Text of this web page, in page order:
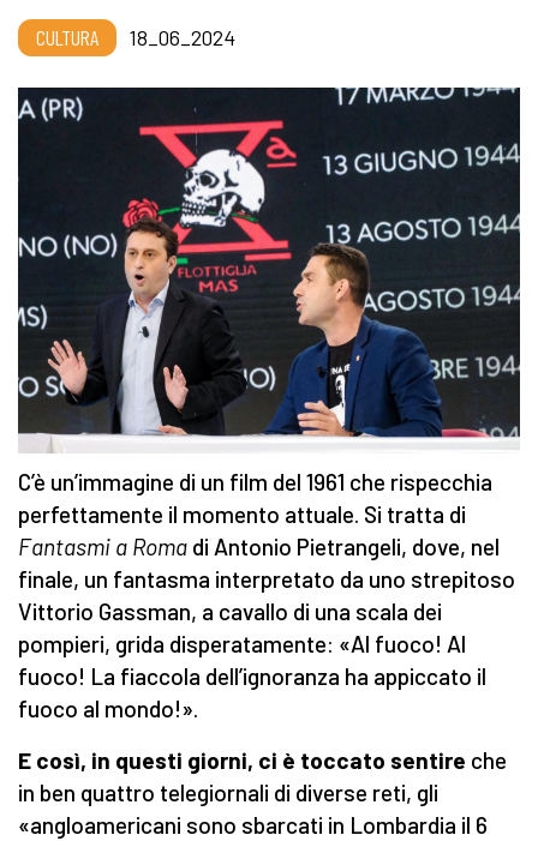
CULTURA 18_06_2024
C’è un’immagine di un film del 1961 che rispecchia
perfettamente il momento attuale. Si tratta di
Fantasmi a Roma di Antonio Pietrangeli, dove, nel
finale, un fantasma interpretato da uno strepitoso
Vittorio Gassman, a cavallo di una scala dei
pompieri, grida disperatamente: «Al fuoco! Al
fuoco! La fiaccola dell’ignoranza ha appiccato il
fuoco al mondo!».
E così, in questi giorni, ci è toccato sentire che
in ben quattro telegiornali di diverse reti, gli
«angloamericani sono sbarcati in Lombardia il 6